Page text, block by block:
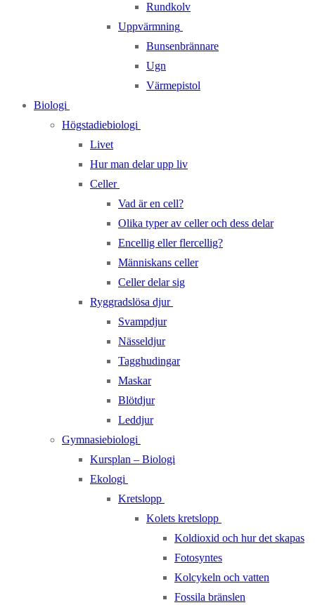
Rundkolv
Uppvärmning
Bunsenbrännare
Ugn
Värmepistol
Biologi
Högstadiebiologi
Livet
Hur man delar upp liv
Celler
Vad är en cell?
Olika typer av celler och dess delar
Encellig eller flercellig?
Människans celler
Celler delar sig
Ryggradslösa djur
Svampdjur
Nässeldjur
Tagghudingar
Maskar
Blötdjur
Leddjur
Gymnasiebiologi
Kursplan – Biologi
Ekologi
Kretslopp
Kolets kretslopp
Koldioxid och hur det skapas
Fotosyntes
Kolcykeln och vatten
Fossila bränslen